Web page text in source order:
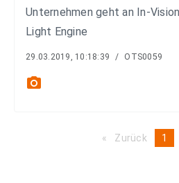
Unternehmen geht an In-
Light Engine
29.03.2019, 10:18:39 / OTS0059
photo_camera
Zurück page1